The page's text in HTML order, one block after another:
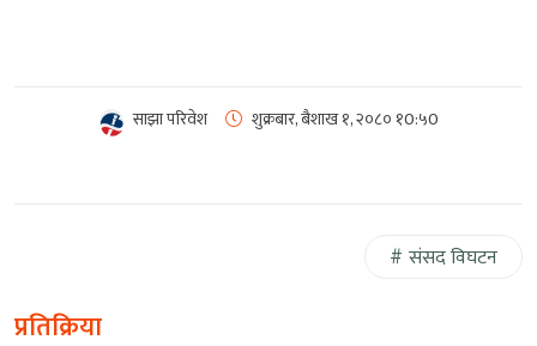
साझा परिवेश शुक्रबार, बैशाख १, २०८० १0:५0
संसद विघटन
प्रतिक्रिया